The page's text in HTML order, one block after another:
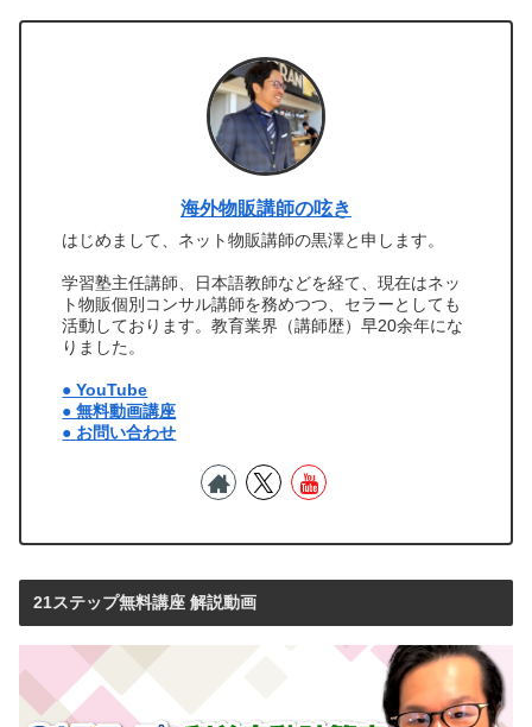
海外物販講師の呟き
はじめまして、ネット物販講師の黒澤と申します。
学習塾主任講師、日本語教師などを経て、現在はネッ
ト物販個別コンサル講師を務めつつ、セラーとしても
活動しております。教育業界（講師歴）早20余年にな
りました。
● YouTube
● 無料動画講座
● お問い合わせ
21ステップ無料講座 解説動画